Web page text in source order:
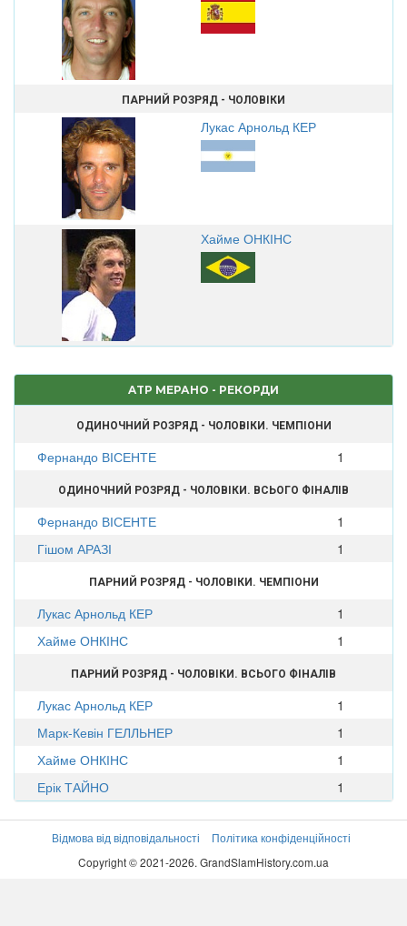
ПАРНИЙ РОЗРЯД - ЧОЛОВІКИ
Лукас Арнольд КЕР
Хайме ОНКІНС
ATP МЕРАНО - РЕКОРДИ
ОДИНОЧНИЙ РОЗРЯД - ЧОЛОВІКИ. ЧЕМПІОНИ
Фернандо ВІСЕНТЕ 1
ОДИНОЧНИЙ РОЗРЯД - ЧОЛОВІКИ. ВСЬОГО ФІНАЛІВ
Фернандо ВІСЕНТЕ
1
Гішом АРАЗІ
1
ПАРНИЙ РОЗРЯД - ЧОЛОВІКИ. ЧЕМПІОНИ
Лукас Арнольд КЕР
1
Хайме ОНКІНС
1
ПАРНИЙ РОЗРЯД - ЧОЛОВІКИ. ВСЬОГО ФІНАЛІВ
Лукас Арнольд КЕР
1
Марк-Кевін ГЕЛЛЬНЕР
1
Хайме ОНКІНС
1
Ерік ТАЙНО
1
Відмова від відповідальності
Політика конфіденційності
Copyright © 2021-2026. GrandSlamHistory.com.ua